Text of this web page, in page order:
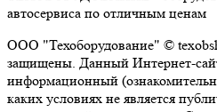
автосервиса по отличным ценам
ООО "Техоборудование" ©
защищены. Данный Интернет-
информационный
каких условиях не является